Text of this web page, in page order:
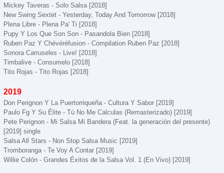
Mickey Taveras - Solo Salsa [2018]
New Swing Sextet - Yesterday, Today And Tomorrow [2018]
Plena Libre - Plena Pa' Ti [2018]
Pupy Y Los Que Son Son - Pasandola Bien [2018]
Ruben Paz Y Chévéréfusion - Compilation Ruben Paz [2018]
Sonora Carruseles - Live! [2018]
Timbalive - Consumelo [2018]
Tito Rojas - Tito Rojas [2018]
2019
Don Perignon Y La Puertorriqueña - Cultura Y Sabor [2019]
Paulo Fg Y Su Élite - Tú No Me Calculas (Remasterizado) [2019]
Pete Perignon - Mi Salsa Mi Bandera (Feat. la generación del presente)
[2019] single
Salsa All Stars - Non Stop Salsa Music [2019]
Tromboranga - Te Voy A Contar [2019]
Willie Colón - Grandes Éxitos de la Salsa Vol. 1 (En Vivo) [2019]